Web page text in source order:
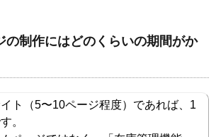
の制作にはどのくらいの期間がか
ト（5〜10ページ程度）であれば、1
。